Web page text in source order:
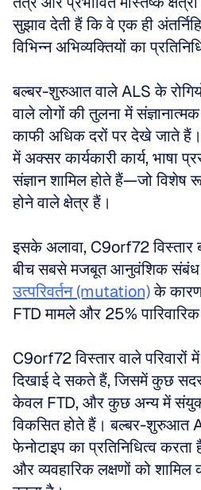
सुझाव देती हैं कि वे एक ही
विभिन्न अभिव्यक्तियों का
बल्बर-शुरुआत वाले ALS के
वाले लोगों की तुलना में
काफी अधिक दरों पर देखे जाते हैं।
में अक्सर कार्यकारी कार्य, भाषा
संज्ञान शामिल होते हैं—जो विशेष
होने वाले क्षेत्र हैं।
इसके अलावा, C9orf72
उत्परिवर्तन (mutation) के
FTD मामले और 25%
C9orf72 विस्तार वाले परिवारों
दिखाई दे सकते हैं, जिसमें कुछ
केवल FTD, और कुछ अन्य में
विकसित होते हैं। बल्बर-शुरुआत
फेनोटाइप का प्रतिनिधित्व
और व्यवहारिक लक्षणों को